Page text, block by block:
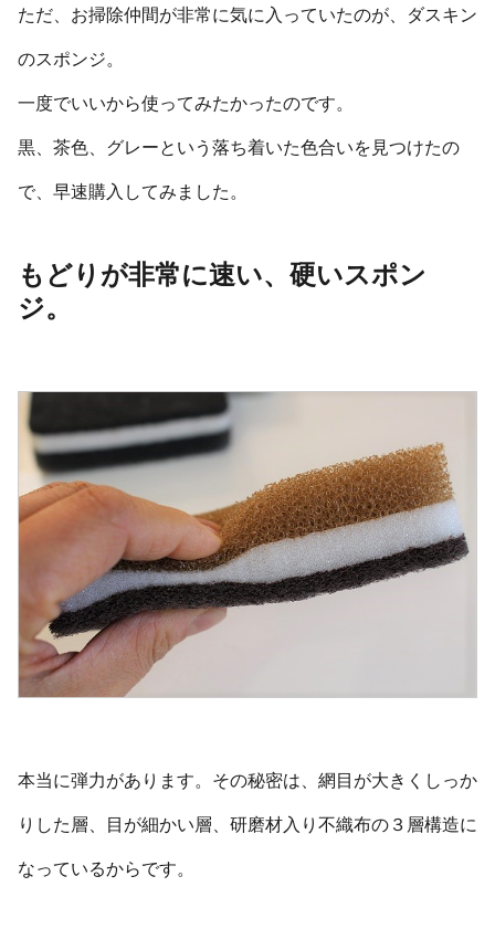
ただ、お掃除仲間が非常に気に入っていたのが、ダスキン
のスポンジ。
一度でいいから使ってみたかったのです。
黒、茶色、グレーという落ち着いた色合いを見つけたの
で、早速購入してみました。
もどりが非常に速い、硬いスポン
ジ。
本当に弾力があります。その秘密は、網目が大きくしっか
りした層、目が細かい層、研磨材入り不織布の３層構造に
なっているからです。